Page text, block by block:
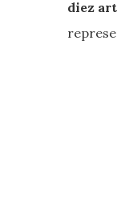
diez